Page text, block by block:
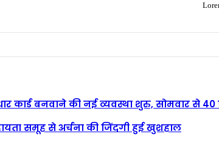
कार्ड बनवाने की नई व्यवस्था शुरु, सोमवार से
समूह से अर्चना की जिंदगी हुई खुशहाल